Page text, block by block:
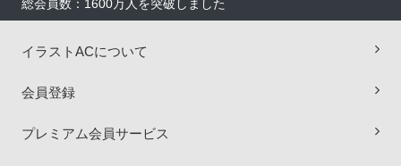
総会員数：1600万人を突破しました
イラストACについて
会員登録
プレミアム会員サービス